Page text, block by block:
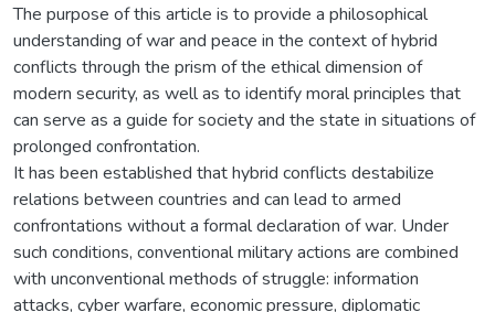
The purpose of this article is to provide a philosophical
understanding of war and peace in the context of hybrid
conflicts through the prism of the ethical dimension of
modern security, as well as to identify moral principles that
can serve as a guide for society and the state in situations of
prolonged confrontation.
It has been established that hybrid conflicts destabilize
relations between countries and can lead to armed
confrontations without a formal declaration of war. Under
such conditions, conventional military actions are combined
with unconventional methods of struggle: information
attacks, cyber warfare, economic pressure, diplomatic